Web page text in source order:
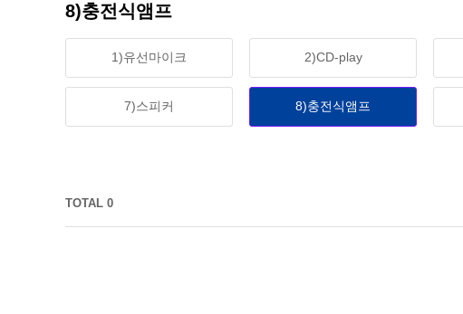
8)충전식앰프
1)유선마이크 2)CD-play
7)스피커 8)충전식앰프
TOTAL 0